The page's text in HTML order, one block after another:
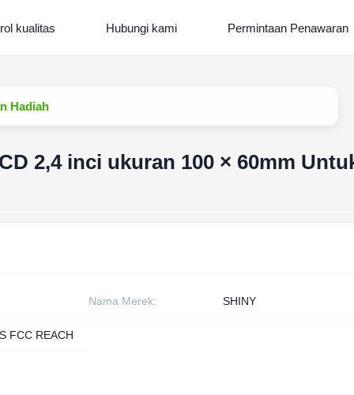
kualitas Hubungi kami Permintaan Penawaran
Hadiah
2,4 inci ukuran 100 × 60mm
Nama Merek: SHINY
FCC REACH